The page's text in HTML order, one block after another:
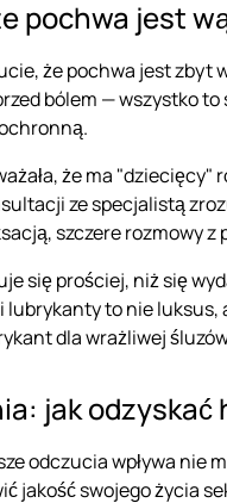
pochwa jest
że pochwa jest zbyt
bólem — wszystko
że ma
ze specjalistą
szczere rozmowy
się prościej, niż się
lubrykantyto nie luksus,
dla wrażliwej
jak
odczucia wpływa nie
jakość swojego życia